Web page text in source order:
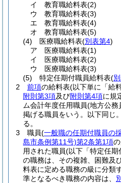
イ
教育職給料表(2)
ウ
教育職給料表(3)
エ
教育職給料表(4)
オ
教育職給料表(5)
(4)
医療職給料表(別表第4)
ア
医療職給料表(1)
イ
医療職給料表(2)
ウ
医療職給料表(3)
(5)
特定任期付職員給料表(
2
前項の給料表(以下単に「給
附則第3項及び附則第4項に規
ム会計年度任用職員(地方公務
掲げる職員をいう。以下同じ
る。
3
職員(一般職の任期付職員の
島市条例第11号)第2条第1項
用された職員(以下「特定任期
の職務は、その複雑、困難及
料表に定める職務の級に分類
準となるべき職務の内容は、